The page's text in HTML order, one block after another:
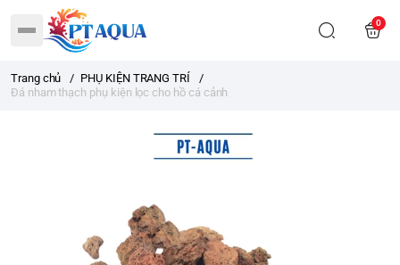
0
Trang chủ / PHỤ KIỆN TRANG TRÍ
/
Đá nham thạch phụ kiện lọc cho hồ cá cảnh